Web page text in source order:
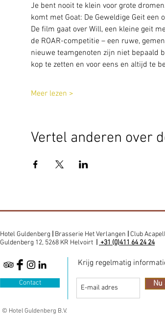
Je bent nooit te klein voor grote
komt met Goat: De Geweldige Geit
De film gaat over Will, een kleine geit
de ROAR-competitie – een ruwe,
nieuwe teamgenoten zijn niet bepaald
kop te zetten en voor eens en altijd te
Meer lezen >
Vertel anderen over
Hotel Guldenberg Brasserie Het Verlangen
Club
Guldenberg 12, 5268 KR Helvoirt
+31 (0)411 64 24 24
Contact
Krijg regelmatig
Nu
© Hotel Guldenberg B.V.